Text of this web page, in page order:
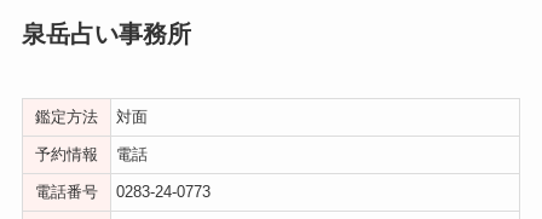
泉岳占い事務所
鑑定方法 対面
予約情報 電話
電話番号 0283-24-0773